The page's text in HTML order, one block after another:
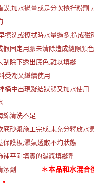
誤,加水過量或是分次攪拌粉劑
擦洗或擦拭時水量過多,造成磁
假固定用膠未清除造成縫隙顏
刮除下透出底色,難以填縫
受潮又繼續使用
桶中出現凝結狀態又加水使用
綿清洗不足
底砂漿施工完成,未充分釋放水
保護板,濕氣透散不均狀態
補平剛填實的濕漿填縫劑
潔劑
＊本品和水混合